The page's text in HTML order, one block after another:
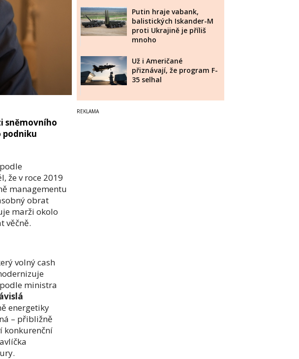
sněmovního
podniku
že v roce 2019
managementu
obrat
marži okolo
věčně.
volný cash
ministra
energetiky
– přibližně
konkurenční
Putin hraje vabank,
balistických Iskander-M
proti Ukrajině je příliš
mnoho
Už i Američané
přiznávají, že program F-
35 selhal